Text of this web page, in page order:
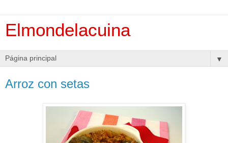
Elmondelacuina
▼
Arroz con setas